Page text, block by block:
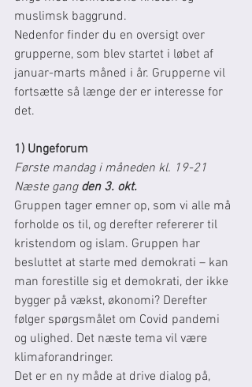
muslimsk baggrund.
Nedenfor finder du en oversigt over
grupperne, som blev startet i løbet af
januar-marts måned i år. Grupperne vil
fortsætte så længe der er interesse for
det.
1) Ungeforum
Første mandag i måneden kl. 19-21
Næste gang den 3. okt.
Gruppen tager emner op, som vi alle må
forholde os til, og derefter refererer til
kristendom og islam. Gruppen har
besluttet at starte med demokrati – kan
man forestille sig et demokrati, der ikke
bygger på vækst, økonomi? Derefter
følger spørgsmålet om Covid pandemi
og ulighed. Det næste tema vil være
klimaforandringer.
Det er en ny måde at drive dialog på,